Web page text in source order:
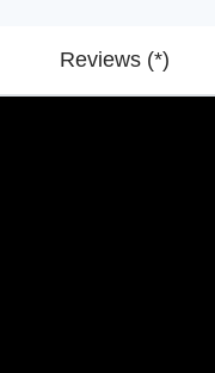
Reviews (*)